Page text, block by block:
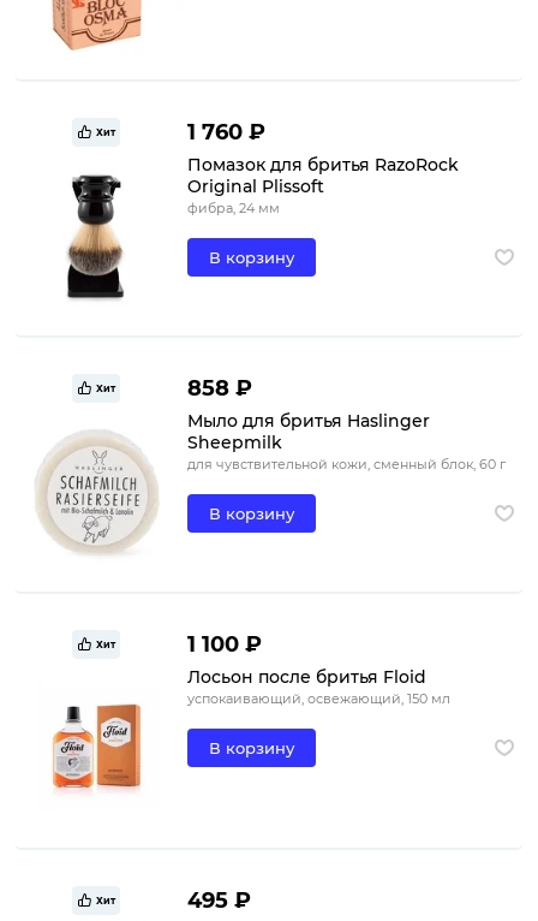
Хит 1 760 ₽
Помазок для бритья RazoRock
Original Plissoft
фибра, 24 мм
В корзину
Хит 858 ₽
Мыло для бритья Haslinger
Sheepmilk
для чувствительной кожи, сменный блок, 60 г
В корзину
Хит 1 100 ₽
Лосьон после бритья Floid
успокаивающий, освежающий, 150 мл
В корзину
Хит 495 ₽